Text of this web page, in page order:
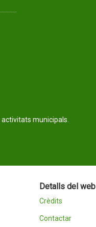
municipals.
Detalls del web
Crèdits
Contactar